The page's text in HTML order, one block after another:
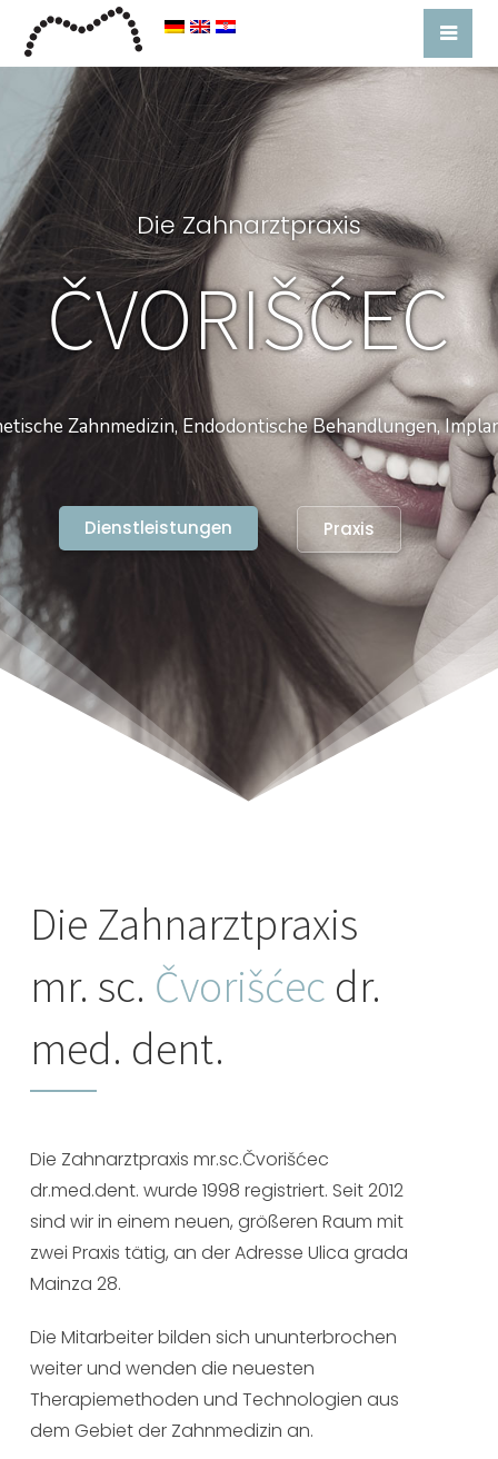
Die Zahnarztpraxis
ČVORIŠĆEC
Zahnmedizin, Endodontische Behandlungen,
Praxis
Dienstleistungen
Die Zahnarztpraxis
mr. sc. Čvorišćec dr.
med. dent.
Die Zahnarztpraxis mr.sc.Čvorišćec
dr.med.dent. wurde 1998 registriert. Seit 2012
sind wir in einem neuen, größeren Raum mit
zwei Praxis tätig, an der Adresse Ulica grada
Mainza 28.
Die Mitarbeiter bilden sich ununterbrochen
weiter und wenden die neuesten
Therapiemethoden und Technologien aus
dem Gebiet der Zahnmedizin an.